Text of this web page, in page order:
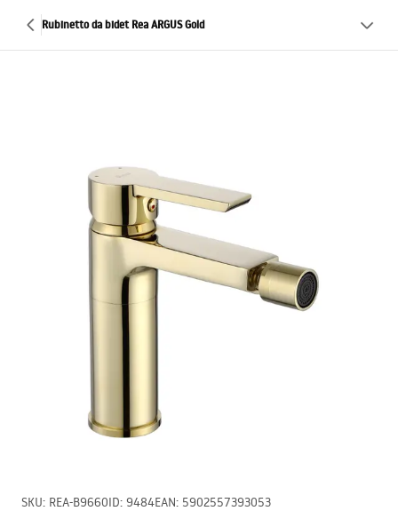
Rubinetto da bidet Rea ARGUS Gold
SKU: REA-B9660ID: 9484EAN: 5902557393053